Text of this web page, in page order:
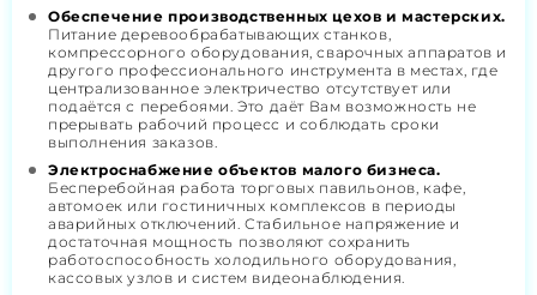
Обеспечение производственных цехов и мастерских.
Питание деревообрабатывающих станков,
компрессорного оборудования, сварочных аппаратов и
другого профессионального инструмента в местах, где
централизованное электричество отсутствует или
подаётся с перебоями. Это даёт Вам возможность не
прерывать рабочий процесс и соблюдать сроки
выполнения заказов.
Электроснабжение объектов малого бизнеса.
Бесперебойная работа торговых павильонов, кафе,
автомоек или гостиничных комплексов в периоды
аварийных отключений. Стабильное напряжение и
достаточная мощность позволяют сохранить
работоспособность холодильного оборудования,
кассовых узлов и систем видеонаблюдения.